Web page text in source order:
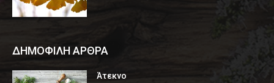
ΔΗΜΟΦΙΛΗ ΑΡΘΡΑ
Άτεκνο